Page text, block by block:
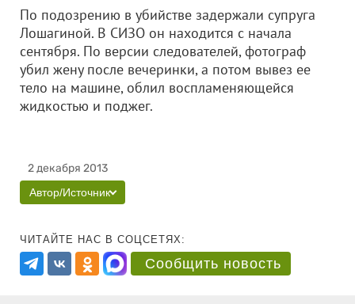
По подозрению в убийстве задержали супруга
Лошагиной. В СИЗО он находится с начала
сентября. По версии следователей, фотограф
убил жену после вечеринки, а потом вывез ее
тело на машине, облил воспламеняющейся
жидкостью и поджег.
2 декабря 2013
Автор/Источник
ЧИТАЙТЕ НАС В СОЦСЕТЯХ:
Сообщить новость